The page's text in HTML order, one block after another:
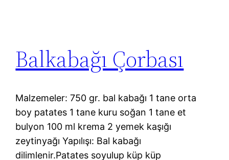
Balkabağı Çorbası
Malzemeler: 750 gr. bal kabağı 1 tane orta
boy patates 1 tane kuru soğan 1 tane et
bulyon 100 ml krema 2 yemek kaşığı
zeytinyağı Yapılışı: Bal kabağı
dilimlenir.Patates soyulup küp küp